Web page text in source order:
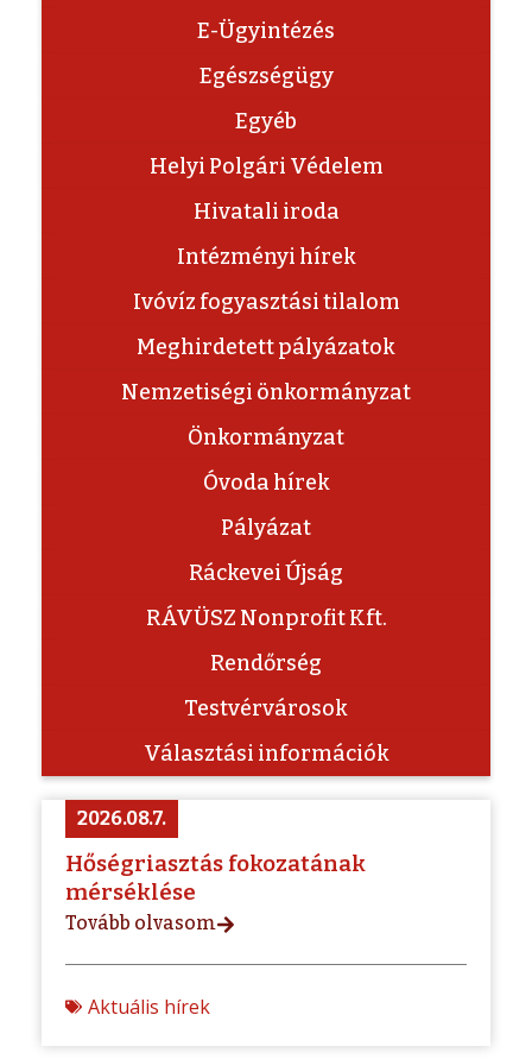
2026.08.7.
Hőségriasztás fokozatának
mérséklése
Tovább olvasom
Aktuális hírek
E-Ügyintézés
Egészségügy
Egyéb
Helyi Polgári Védelem
Hivatali iroda
Intézményi hírek
Ivóvíz fogyasztási tilalom
Meghirdetett pályázatok
Nemzetiségi önkormányzat
Önkormányzat
Óvoda hírek
Pályázat
Ráckevei Újság
RÁVÜSZ Nonprofit Kft.
Rendőrség
Testvérvárosok
Választási információk